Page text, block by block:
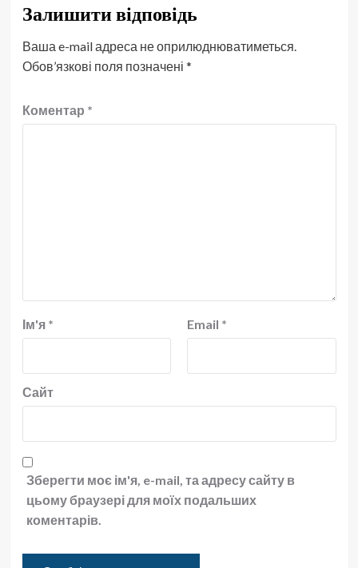
Залишити відповідь
Ваша e-mail адреса не оприлюднюватиметься.
Обов’язкові поля позначені *
Коментар *
Ім'я * Email *
Сайт
Зберегти моє ім'я, e-mail, та адресу сайту в
цьому браузері для моїх подальших
коментарів.